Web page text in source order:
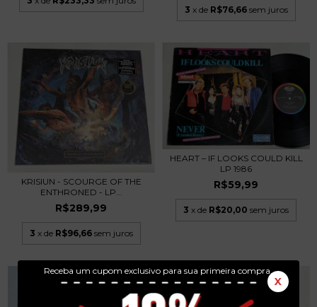
Receba um cupom exclusivo para sua primeira compra.
X
3 x de R$76,66 sem juros
KRISIUN - SCOURGE OF THE
ENTHRONED - LP...
R$289,99
3 x de R$96,66 sem juros
HEART – IF LOOKS COULD KILL
LP 1986
R$59,99
3 x de R$20,00 sem juros